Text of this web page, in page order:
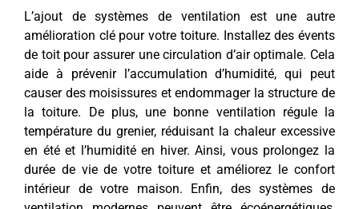
L’ajout de systèmes de ventilation est une autre
amélioration clé pour votre toiture. Installez des évents
de toit pour assurer une circulation d’air optimale. Cela
aide à prévenir l’accumulation d’humidité, qui peut
causer des moisissures et endommager la structure de
la toiture. De plus, une bonne ventilation régule la
température du grenier, réduisant la chaleur excessive
en été et l’humidité en hiver. Ainsi, vous prolongez la
durée de vie de votre toiture et améliorez le confort
intérieur de votre maison. Enfin, des systèmes de